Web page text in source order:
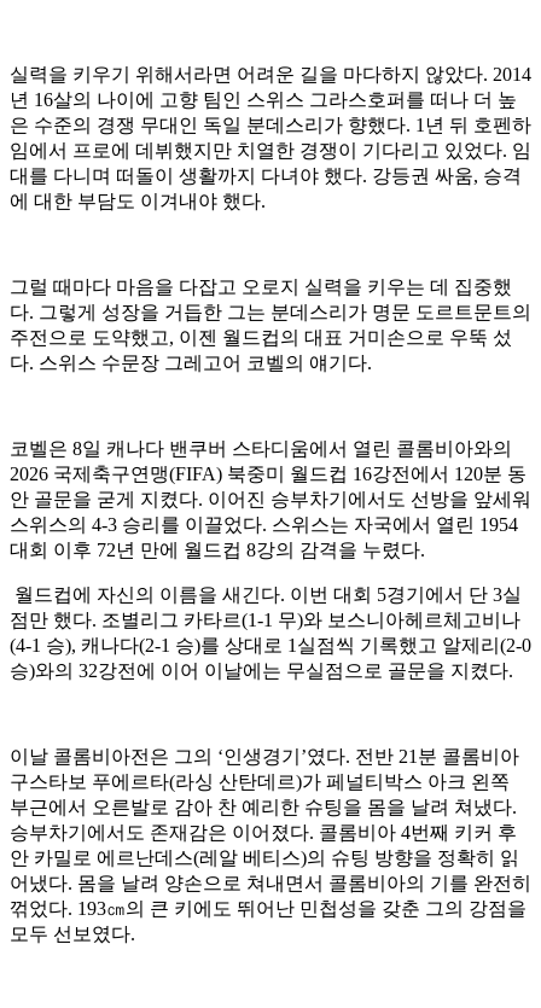
실력을 키우기 위해서라면 어려운 길을 마다하지 않았다. 2014
년 16살의 나이에 고향 팀인 스위스 그라스호퍼를 떠나 더 높
은 수준의 경쟁 무대인 독일 분데스리가 향했다. 1년 뒤 호펜하
임에서 프로에 데뷔했지만 치열한 경쟁이 기다리고 있었다. 임
대를 다니며 떠돌이 생활까지 다녀야 했다. 강등권 싸움, 승격
에 대한 부담도 이겨내야 했다.
그럴 때마다 마음을 다잡고 오로지 실력을 키우는 데 집중했
다. 그렇게 성장을 거듭한 그는 분데스리가 명문 도르트문트의
주전으로 도약했고, 이젠 월드컵의 대표 거미손으로 우뚝 섰
다. 스위스 수문장 그레고어 코벨의 얘기다.
코벨은 8일 캐나다 밴쿠버 스타디움에서 열린 콜롬비아와의
2026 국제축구연맹(FIFA) 북중미 월드컵 16강전에서 120분 동
안 골문을 굳게 지켰다. 이어진 승부차기에서도 선방을 앞세워
스위스의 4-3 승리를 이끌었다. 스위스는 자국에서 열린 1954
대회 이후 72년 만에 월드컵 8강의 감격을 누렸다.
월드컵에 자신의 이름을 새긴다. 이번 대회 5경기에서 단 3실
점만 했다. 조별리그 카타르(1-1 무)와 보스니아헤르체고비나
(4-1 승), 캐나다(2-1 승)를 상대로 1실점씩 기록했고 알제리(2-0
승)와의 32강전에 이어 이날에는 무실점으로 골문을 지켰다.
이날 콜롬비아전은 그의 ‘인생경기’였다. 전반 21분 콜롬비아
구스타보 푸에르타(라싱 산탄데르)가 페널티박스 아크 왼쪽
부근에서 오른발로 감아 찬 예리한 슈팅을 몸을 날려 쳐냈다.
승부차기에서도 존재감은 이어졌다. 콜롬비아 4번째 키커 후
안 카밀로 에르난데스(레알 베티스)의 슈팅 방향을 정확히 읽
어냈다. 몸을 날려 양손으로 쳐내면서 콜롬비아의 기를 완전히
꺾었다. 193㎝의 큰 키에도 뛰어난 민첩성을 갖춘 그의 강점을
모두 선보였다.